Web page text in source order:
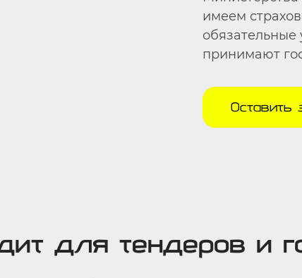
имеем
обязательные
принимают
Оставить
для тендеров и